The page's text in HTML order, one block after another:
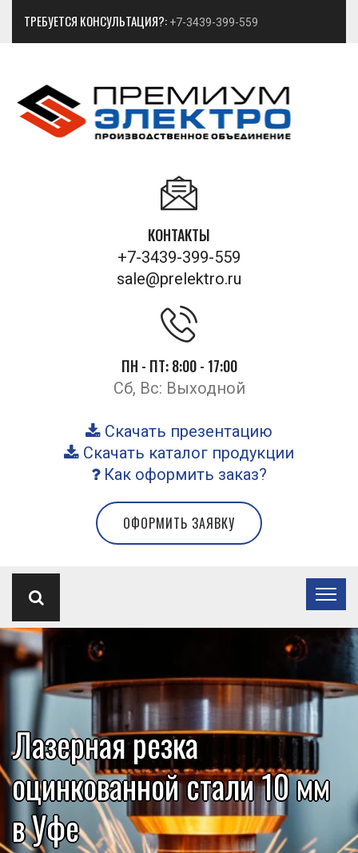
ТРЕБУЕТСЯ КОНСУЛЬТАЦИЯ?: +7-3439-399-559
КОНТАКТЫ
+7-3439-399-559
sale@prelektro.ru
ПН - ПТ: 8:00 - 17:00
Сб, Вс: Выходной
Скачать презентацию
Скачать каталог продукции
Как оформить заказ?
ОФОРМИТЬ ЗАЯВКУ
Лазерная резка
оцинкованной стали 10 мм
в Уфе